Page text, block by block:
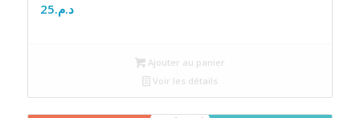
د.م.25
Ajouter au panier
Voir les détails